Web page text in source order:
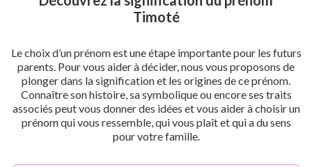
Timoté
Le choix d’un prénom est une étape importante pour les futurs
parents. Pour vous aider à décider, nous vous proposons de
plonger dans la signification et les origines de ce prénom.
Connaître son histoire, sa symbolique ou encore ses traits
associés peut vous donner des idées et vous aider à choisir un
prénom qui vous ressemble, qui vous plaît et qui a du sens
pour votre famille.